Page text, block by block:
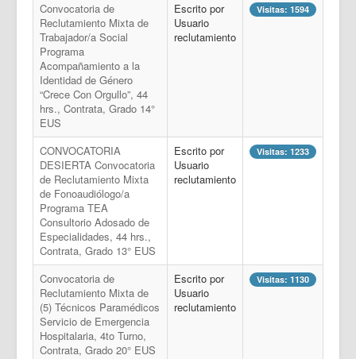
Convocatoria de
Reclutamiento Mixta de
Trabajador/a Social
Programa
Acompañamiento a la
Identidad de Género
“Crece Con Orgullo”, 44
hrs., Contrata, Grado 14°
EUS
Escrito por
Usuario
reclutamiento
Visitas: 1594
CONVOCATORIA
DESIERTA Convocatoria
de Reclutamiento Mixta
de Fonoaudiólogo/a
Programa TEA
Consultorio Adosado de
Especialidades, 44 hrs.,
Contrata, Grado 13° EUS
Escrito por
Usuario
reclutamiento
Visitas: 1233
Convocatoria de
Reclutamiento Mixta de
(5) Técnicos Paramédicos
Servicio de Emergencia
Hospitalaria, 4to Turno,
Contrata, Grado 20° EUS
Escrito por
Usuario
reclutamiento
Visitas: 1130